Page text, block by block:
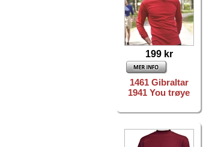
199 kr
1461 Gibraltar
1941 You trøye